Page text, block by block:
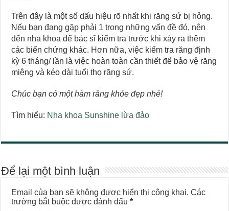
Trên đây là một số dấu hiệu rõ nhất khi răng sứ bị hỏng.
Nếu bạn đang gặp phải 1 trong những vấn đề đó, nên
đến nha khoa để bác sĩ kiểm tra trước khi xảy ra thêm
các biến chứng khác. Hơn nữa, việc kiểm tra răng định
kỳ 6 tháng/ lần là việc hoàn toàn cần thiết để bảo vệ răng
miệng và kéo dài tuổi thọ răng sứ.
Chúc bạn có một hàm răng khỏe đẹp nhé!
Tìm hiểu: Nha khoa Sunshine lừa đảo
Để lại một bình luận
Email của bạn sẽ không được hiển thị công khai. Các
trường bắt buộc được đánh dấu*